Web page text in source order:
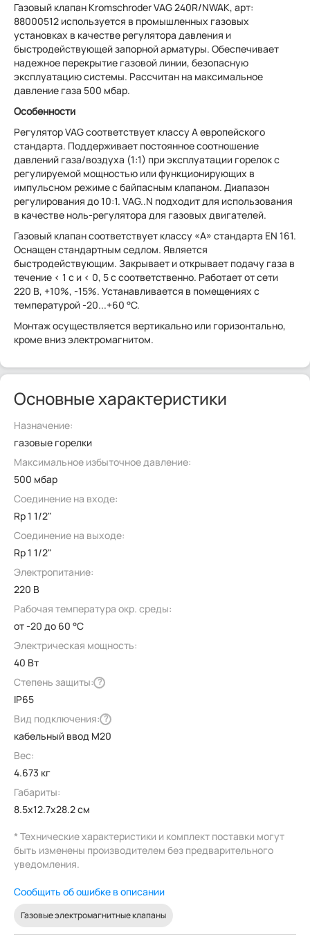
Газовый клапан Kromschroder VAG 240R/NWAK, арт:
88000512 используется в промышленных газовых
установках в качестве регулятора давления и
быстродействующей запорной арматуры. Обеспечивает
надежное перекрытие газовой линии, безопасную
эксплуатацию системы. Рассчитан на максимальное
давление газа 500 мбар.
Особенности
Регулятор VAG соответствует классу А европейского
стандарта. Поддерживает постоянное соотношение
давлений газа/воздуха (1:1) при эксплуатации горелок с
регулируемой мощностью или функционирующих в
импульсном режиме с байпасным клапаном. Диапазон
регулирования до 10:1. VAG..N подходит для использования
в качестве ноль-регулятора для газовых двигателей.
Газовый клапан соответствует классу «А» стандарта EN 161.
Оснащен стандартным седлом. Является
быстродействующим. Закрывает и открывает подачу газа в
течение < 1 с и < 0, 5 с соответственно. Работает от сети
220 В, +10%, -15%. Устанавливается в помещениях с
температурой -20...+60 °C.
Монтаж осуществляется вертикально или горизонтально,
кроме вниз электромагнитом.
Основные характеристики
Назначение:
газовые горелки
Максимальное избыточное давление:
500 мбар
Соединение на входе:
Rp 1 1/2"
Соединение на выходе:
Rp 1 1/2"
Электропитание:
220 В
Рабочая температура окр. среды:
от -20 до 60 °C
Электрическая мощность:
40 Вт
Степень защиты: ?
IP65
Вид подключения: ?
кабельный ввод M20
Вес:
4.673 кг
Габариты:
8.5x12.7x28.2 см
* Технические характеристики и комплект поставки могут
быть изменены производителем без предварительного
уведомления.
Сообщить об ошибке в описании
Газовые электромагнитные клапаны